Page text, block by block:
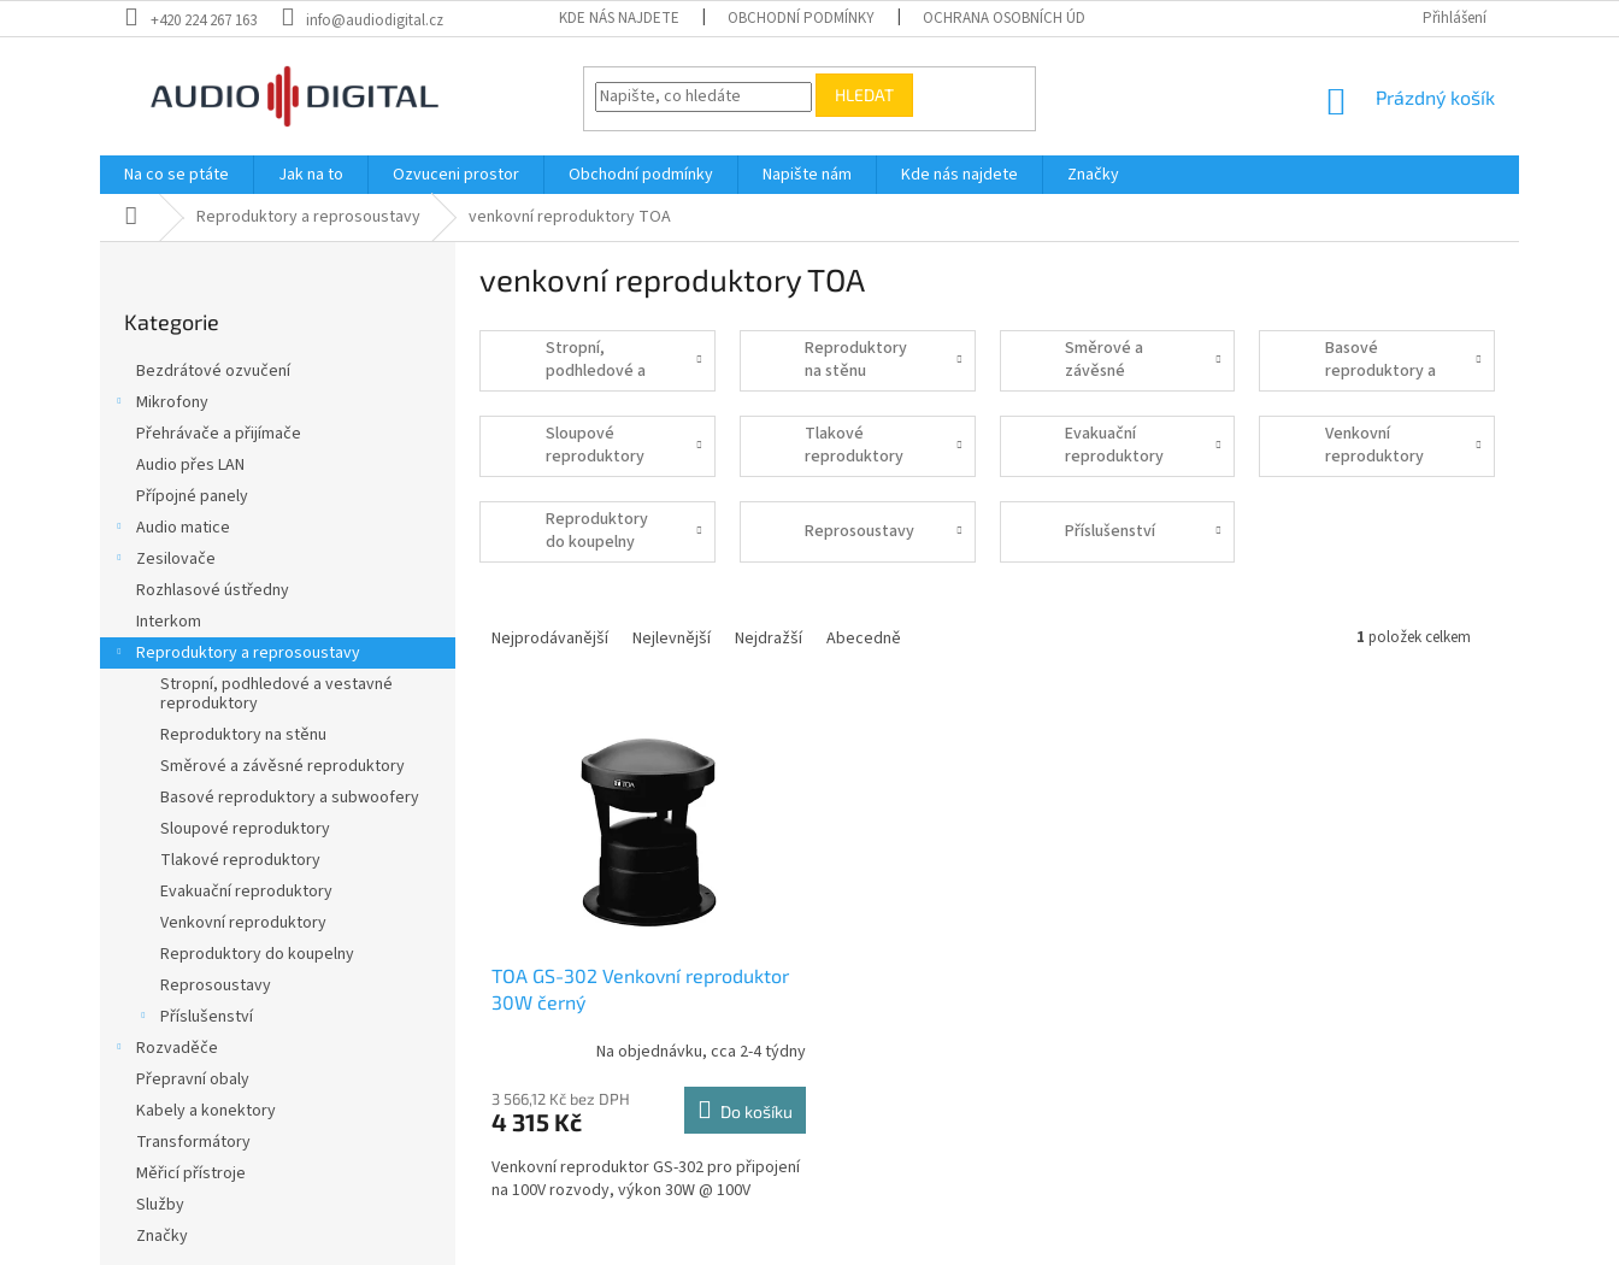
na
+420 224 267 163 info@audiodigital.cz KDE NÁS NAJDETE OBCHODNÍ PODMÍNKY OCHRANA OSOBNÍCH ÚDAJŮ Přihlášení
HLEDAT
NÁKUPNÍ
Prázdný košík
Na co se ptáte Jak na to Ozvuceni prostor Obchodní podmínky Napište nám Kde nás najdete
Značky
Domů Reproduktory a reprosoustavy venkovní reproduktory TOA
kategorie
Kategorie
Bezdrátové ozvučení
Mikrofony
Přehrávače a přijímače
Audio přes LAN
Přípojné panely
Audio matice
Zesilovače
Rozhlasové ústředny
Interkom
Reproduktory a reprosoustavy
Stropní, podhledové a vestavné
reproduktory
Reproduktory na stěnu
Směrové a závěsné reproduktory
Basové reproduktory a subwoofery
Sloupové reproduktory
Tlakové reproduktory
Evakuační reproduktory
Venkovní reproduktory
Reproduktory do koupelny
Reprosoustavy
Příslušenství
Rozvaděče
Přepravní obaly
Kabely a konektory
Transformátory
Měřicí přístroje
Služby
Značky
venkovní reproduktory TOA
Stropní,
podhledové a
vestavné
reproduktory
Reproduktory
na stěnu
Směrové a
závěsné
reproduktory
Basové
reproduktory a
subwoofery
Sloupové
reproduktory
Tlakové
reproduktory
Evakuační
reproduktory
Venkovní
reproduktory
Reproduktory
do koupelny
Reprosoustavy Příslušenství
Nejprodávanější Nejlevnější Nejdražší Abecedně 1 položek celkem
TOA GS-302 Venkovní reproduktor
30W černý
Na objednávku, cca 2-4 týdny
3 566,12 Kč bez DPH
4 315 Kč Do košíku
Venkovní reproduktor GS-302 pro připojení
na 100V rozvody, výkon 30W @ 100V